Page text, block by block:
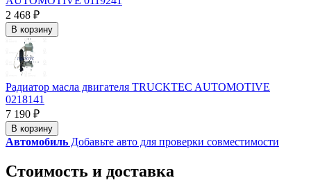
2 468 ₽
В корзину
Радиатор масла двигателя TRUCKTEC AUTOMOTIVE
0218141
7 190 ₽
В корзину
Автомобиль Добавьте авто для проверки совместимости
Стоимость и доставка